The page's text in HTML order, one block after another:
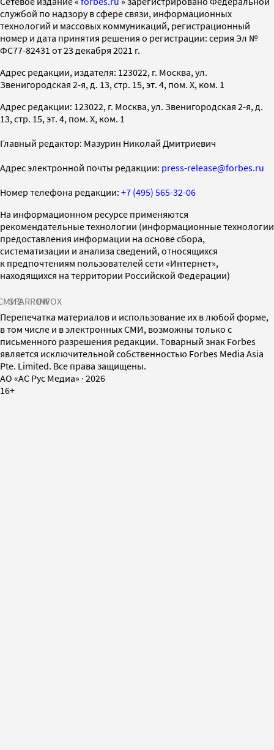
службой по надзору в сфере связи, информационных
технологий и массовых коммуникаций, регистрационный
номер и дата принятия решения о регистрации: серия Эл №
ФС77-82431 от 23 декабря 2021 г.
Адрес редакции, издателя: 123022, г. Москва, ул.
Звенигородская 2-я, д. 13, стр. 15, эт. 4, пом. X, ком. 1
Адрес редакции: 123022, г. Москва, ул. Звенигородская 2-я, д.
13, стр. 15, эт. 4, пом. X, ком. 1
Главный редактор: Мазурин Николай Дмитриевич
Адрес электронной почты редакции: press-release@forbes.ru
Номер телефона редакции: +7 (495) 565-32-06
На информационном ресурсе применяются
рекомендательные технологии (информационные технологии
предоставления информации на основе сбора,
систематизации и анализа сведений, относящихся
к предпочтениям пользователей сети «Интернет»,
находящихся на территории Российской Федерации)
SPARROWINFOX
Перепечатка материалов и использование их в любой форме,
в том числе и в электронных СМИ, возможны только с
письменного разрешения редакции. Товарный знак Forbes
является исключительной собственностью Forbes Media Asia
Pte. Limited. Все права защищены.
AO «АС Рус Медиа» · 2026
16+